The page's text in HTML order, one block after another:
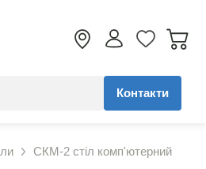
запит
Контакти
СКМ-2 стіл комп'ютерний